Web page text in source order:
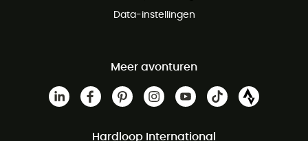
Data-instellingen
Meer avonturen
Hardloop International